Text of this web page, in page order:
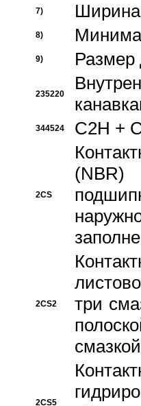
7) Ширина
8)
9) Размер
235220
344524 C2H +
2CS
(NBR)
2CS2
три
2CS5